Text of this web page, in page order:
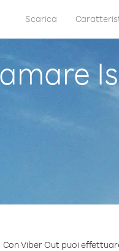
Scarica
Con Viber Out puoi